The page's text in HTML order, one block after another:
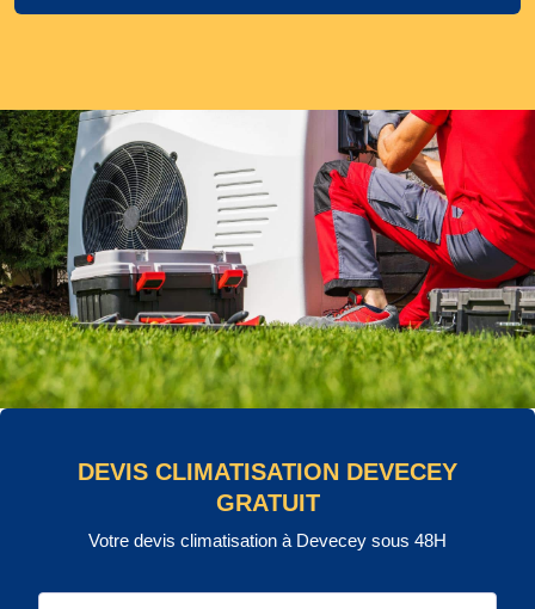
DEVIS CLIMATISATION DEVECEY
GRATUIT
Votre devis climatisation à Devecey sous 48H